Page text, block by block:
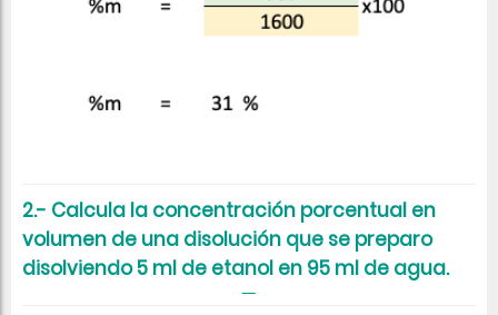
2.- Calcula la concentración porcentual en
volumen de una disolución que se preparo
disolviendo 5 ml de etanol en 95 ml de agua.